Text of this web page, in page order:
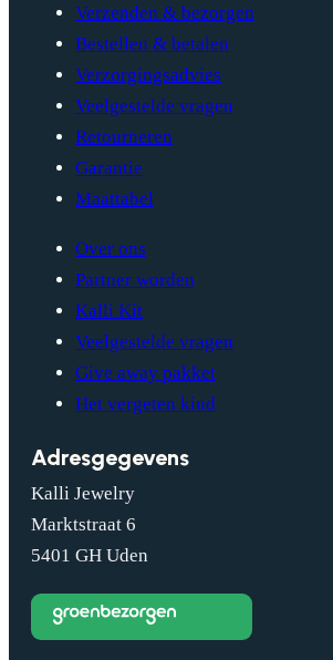
Verzenden & bezorgen
Bestellen & betalen
Verzorgingsadvies
Veelgestelde vragen
Retourneren
Garantie
Maattabel
Over ons
Partner worden
Kalli Kit
Veelgestelde vragen
Give away pakket
Het vergeten kind
Adresgegevens
Kalli Jewelry
Marktstraat 6
5401 GH Uden